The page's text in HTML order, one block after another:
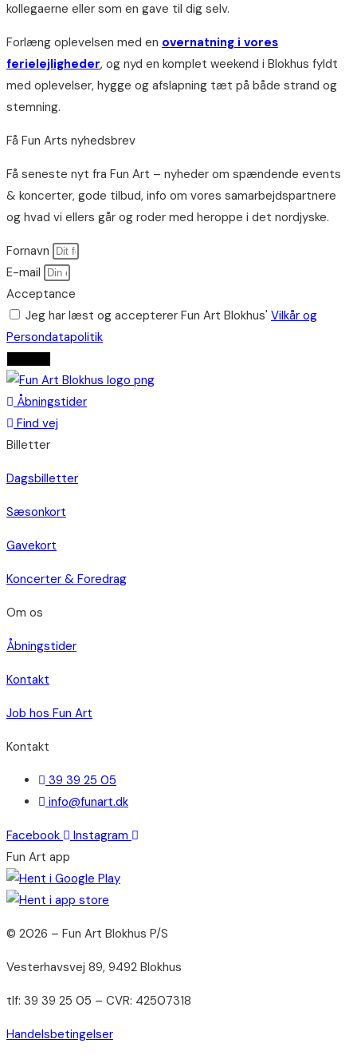
kollegaerne eller som en gave til dig selv.
Forlæng oplevelsen med en overnatning i vores
ferielejligheder, og nyd en komplet weekend i Blokhus fyldt
med oplevelser, hygge og afslapning tæt på både strand og
stemning.
Få Fun Arts nyhedsbrev
Få seneste nyt fra Fun Art – nyheder om spændende events
& koncerter, gode tilbud, info om vores samarbejdspartnere
og hvad vi ellers går og roder med heroppe i det nordjyske.
Fornavn
E-mail
Acceptance
Jeg har læst og accepterer Fun Art Blokhus' Vilkår og
Persondatapolitik
Åbningstider
Find vej
Billetter
Dagsbilletter
Sæsonkort
Gavekort
Koncerter & Foredrag
Om os
Åbningstider
Kontakt
Job hos Fun Art
Kontakt
39 39 25 05
info@funart.dk
Facebook
Instagram
Fun Art app
© 2026 – Fun Art Blokhus P/S
Vesterhavsvej 89, 9492 Blokhus
tlf: 39 39 25 05 – CVR: 42507318
Handelsbetingelser